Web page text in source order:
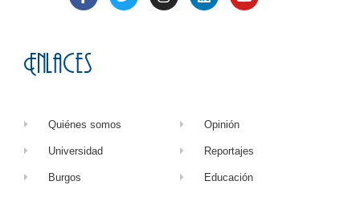
Enlaces
Quiénes somos
Universidad
Burgos
Opinión
Reportajes
Educación